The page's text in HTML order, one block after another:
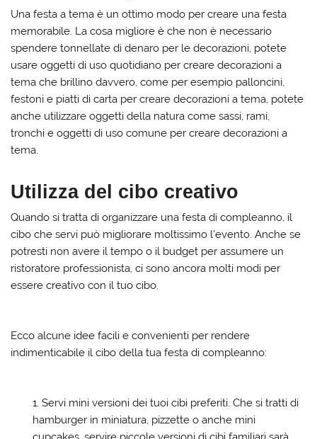
Una festa a tema è un ottimo modo per creare una festa
memorabile. La cosa migliore è che non è necessario
spendere tonnellate di denaro per le decorazioni, potete
usare oggetti di uso quotidiano per creare decorazioni a
tema che brillino davvero, come per esempio palloncini,
festoni e piatti di carta per creare decorazioni a tema, potete
anche utilizzare oggetti della natura come sassi, rami,
tronchi e oggetti di uso comune per creare decorazioni a
tema.
Utilizza del cibo creativo
Quando si tratta di organizzare una festa di compleanno, il
cibo che servi può migliorare moltissimo l’evento. Anche se
potresti non avere il tempo o il budget per assumere un
ristoratore professionista, ci sono ancora molti modi per
essere creativo con il tuo cibo.
Ecco alcune idee facili e convenienti per rendere
indimenticabile il cibo della tua festa di compleanno:
Servi mini versioni dei tuoi cibi preferiti. Che si tratti di
hamburger in miniatura, pizzette o anche mini